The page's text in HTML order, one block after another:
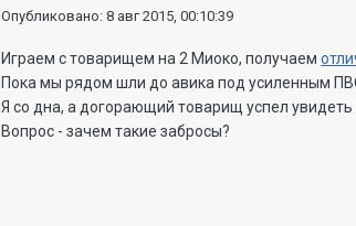
Опубликовано:8 авг 2015, 00:10:39
Играем с товарищем на 2 Миоко, получаем
Пока мы рядом шли до авика под усиленным
Я со дна, а догорающий товарищ успел увидеть
Вопрос - зачем такие забросы?